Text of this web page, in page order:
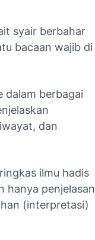
syair berbahar
bacaan wajib di
dalam berbagai
dan
ilmu hadis
hanya penjelasan
(interpretasi)